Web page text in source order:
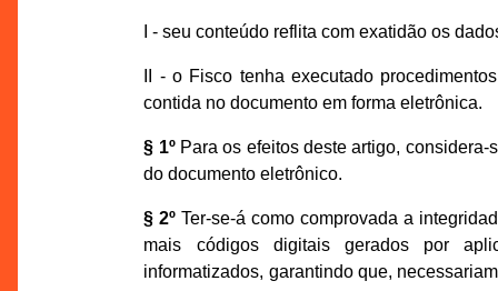
I - seu conteúdo reflita com exatidão os
II - o Fisco tenha executado
contida no documento em forma eletrônica.
§ 1ºPara os efeitos deste artigo, considera-
do documento eletrônico.
§ 2º Ter-se-á como comprovada a
mais códigos digitais gerados por
informatizados, garantindo que,